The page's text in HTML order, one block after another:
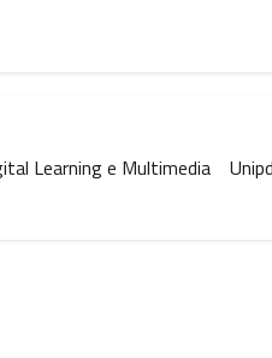
Unipd
Learning e Multimedia